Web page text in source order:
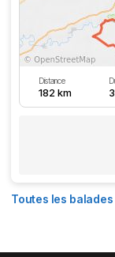
Distance
182 km
Toutes les